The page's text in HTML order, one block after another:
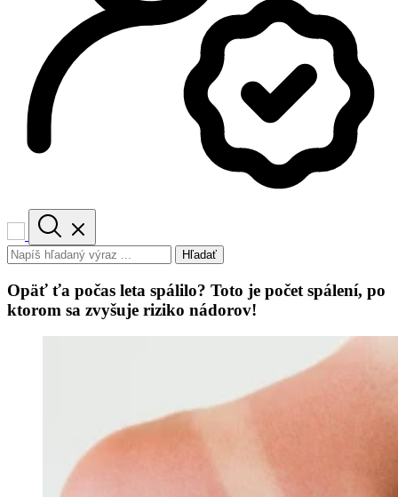
Hľadať
Opäť ťa počas leta spálilo? Toto je počet spálení, po
ktorom sa zvyšuje riziko nádorov!